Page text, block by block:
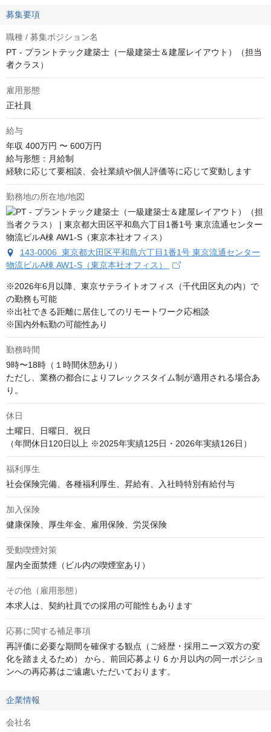
募集要項
職種 / 募集ポジション名
PT - プラントテック建築士（一級建築士＆建屋レイアウト）（担当
者クラス）
雇用形態
正社員
給与
年収 400万円 〜 600万円
給与形態：月給制
経験に応じて要相談、会社業績や個人評価等に応じて変動します
勤務地の所在地/地図
143-0006 東京都大田区平和島六丁目1番1号 東京流通センター
物流ビルA棟 AW1-S（東京本社オフィス）
※2026年6月以降、東京サテライトオフィス（千代田区丸の内）で
の勤務も可能
※出社できる距離に居住してのリモートワーク応相談
※国内外転勤の可能性あり
勤務時間
9時〜18時（１時間休憩あり）
ただし、業務の都合によりフレックスタイム制が適用される場合あ
り。
休日
土曜日、日曜日、祝日
（年間休日120日以上 ※2025年実績125日・2026年実績126日）
福利厚生
社会保険完備、各種福利厚生、昇給有、入社時特別有給付与
加入保険
健康保険、厚生年金、雇用保険、労災保険
受動喫煙対策
屋内全面禁煙（ビル内の喫煙室あり）
その他（雇用形態）
本求人は、契約社員での採用の可能性もあります
応募に関する補足事項
再評価に必要な期間を確保する観点（ご経歴・採用ニーズ双方の変
化を踏まえるため） から、前回応募より 6 か月以内の同一ポジショ
ンへの再応募はご遠慮いただいております。
企業情報
会社名